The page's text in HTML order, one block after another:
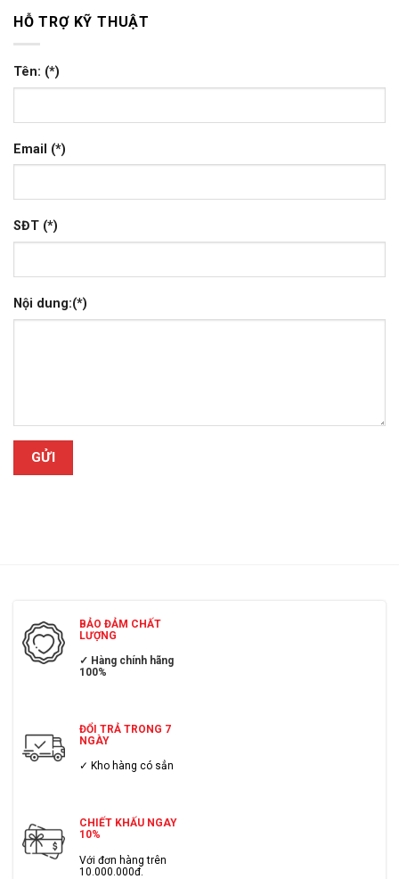
HỖ TRỢ KỸ THUẬT
Tên: (*)
Email (*)
SĐT (*)
Nội dung:(*)
BẢO ĐẢM CHẤT
LƯỢNG
✓ Hàng chính hãng
100%
ĐỔI TRẢ TRONG 7
NGÀY
✓ Kho hàng có sẳn
CHIẾT KHẤU NGAY
10%
Với đơn hàng trên
10.000.000đ.